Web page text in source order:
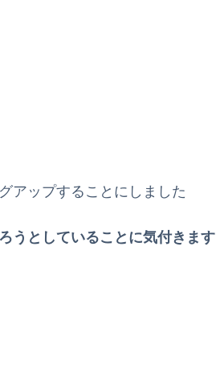
アップすることにしました
うとしていることに気付きます